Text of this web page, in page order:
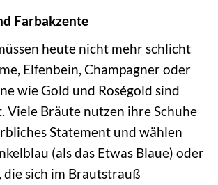
Farbakzente
heute nicht mehr schlicht
Elfenbein, Champagner oder
wie Gold und Roségold sind
Viele Bräute nutzen ihre Schuhe
Statement und wählen
(als das Etwas Blaue) oder
die sich im Brautstrauß